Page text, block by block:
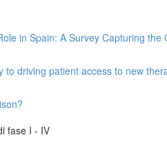
in Spain: A Survey Capturing
to driving patient access to new
fase I - IV